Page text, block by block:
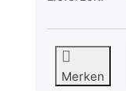
Merken